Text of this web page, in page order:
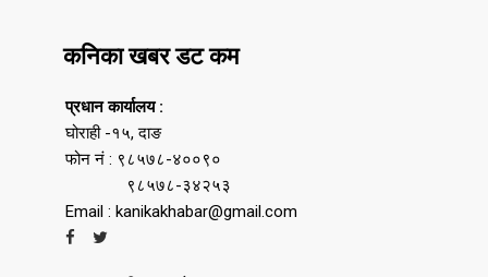
कनिका खबर डट कम
प्रधान कार्यालय :
घोराही -१५, दाङ
फोन नं : ९८५७८-४००९०
९८५७८-३४२५३
Email : kanikakhabar@gmail.com